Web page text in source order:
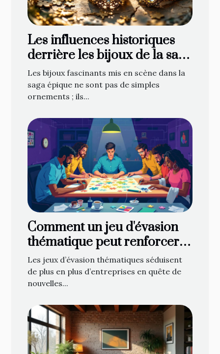
Les influences historiques
derrière les bijoux de la saga
épique
Les bijoux fascinants mis en scène dans la
saga épique ne sont pas de simples
ornements ; ils...
Comment un jeu d'évasion
thématique peut renforcer
l'esprit d'équipe ?
Les jeux d’évasion thématiques séduisent
de plus en plus d’entreprises en quête de
nouvelles...